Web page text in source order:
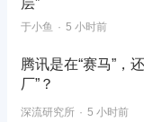
层”
于小鱼 5 小时前
腾讯是在“赛马”，
厂”？
深流研究所 5 小时前